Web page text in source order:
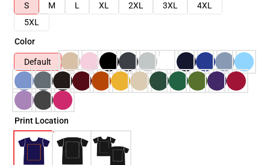
S
M L XL 2XL 3XL
4XL
5XL
Color
Default
Print Location